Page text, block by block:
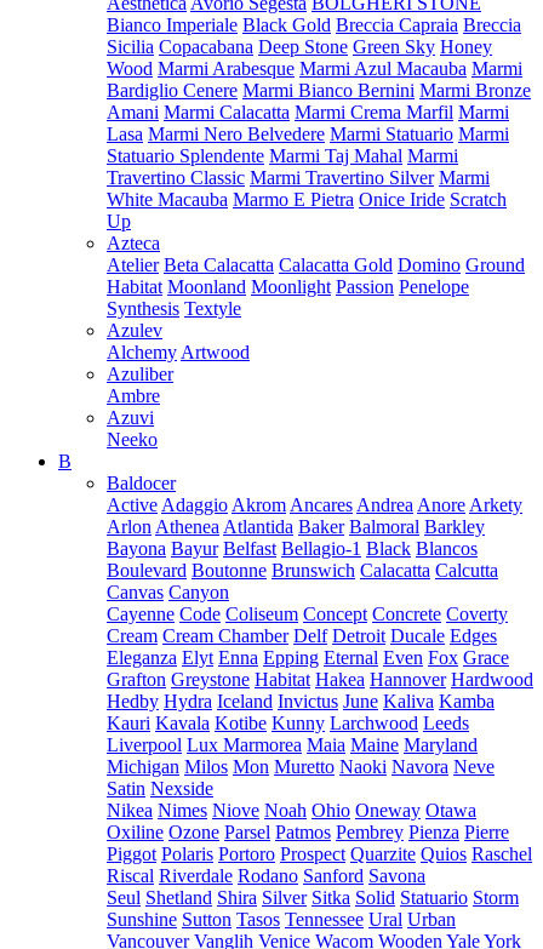
Bianco Imperiale Black Gold Breccia Capraia Breccia
Sicilia Copacabana Deep Stone Green Sky Honey
Wood Marmi Arabesque Marmi Azul Macauba Marmi
Bardiglio Cenere Marmi Bianco Bernini Marmi Bronze
Amani Marmi Calacatta Marmi Crema Marfil Marmi
Lasa Marmi Nero Belvedere Marmi Statuario Marmi
Statuario Splendente Marmi Taj Mahal Marmi
Travertino Classic Marmi Travertino Silver Marmi
White Macauba Marmo E Pietra Onice Iride Scratch
Up
Azteca
Atelier Beta Calacatta Calacatta Gold Domino Ground
Habitat Moonland Moonlight Passion Penelope
Synthesis Textyle
Azulev
Alchemy Artwood
Azuliber
Ambre
Azuvi
Neeko
B
Baldocer
Active Adaggio Akrom Ancares Andrea Anore Arkety
Arlon Athenea Atlantida Baker Balmoral Barkley
Bayona Bayur Belfast Bellagio-1 Black Blancos
Boulevard Boutonne Brunswich Calacatta Calcutta
Canvas Canyon
Cayenne Code Coliseum Concept Concrete Coverty
Cream Cream Chamber Delf Detroit Ducale Edges
Eleganza Elyt Enna Epping Eternal Even Fox Grace
Grafton Greystone Habitat Hakea Hannover Hardwood
Hedby Hydra Iceland Invictus June Kaliva Kamba
Kauri Kavala Kotibe Kunny Larchwood Leeds
Liverpool Lux Marmorea Maia Maine Maryland
Michigan Milos Mon Muretto Naoki Navora Neve
Satin Nexside
Nikea Nimes Niove Noah Ohio Oneway Otawa
Oxiline Ozone Parsel Patmos Pembrey Pienza Pierre
Piggot Polaris Portoro Prospect Quarzite Quios Raschel
Riscal Riverdale Rodano Sanford Savona
Seul Shetland Shira Silver Sitka Solid Statuario Storm
Sunshine Sutton Tasos Tennessee Ural Urban
Vancouver Vanglih Venice Wacom Wooden YaleYork